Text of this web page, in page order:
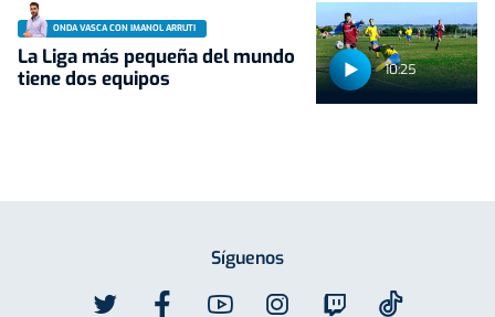
10:25
ONDA VASCA CON IMANOL ARRUTI
La Liga más pequeña del mundo
tiene dos equipos
Síguenos